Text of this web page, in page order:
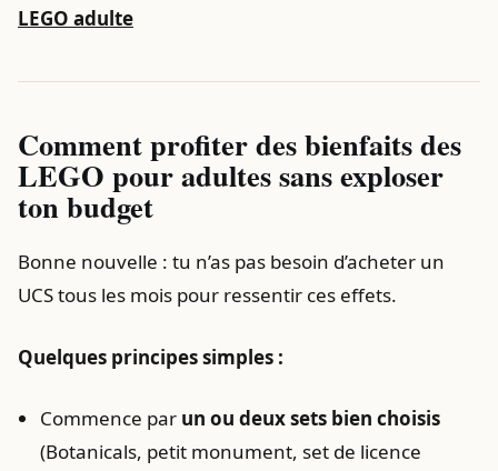
LEGO adulte
Comment profiter des bienfaits des
LEGO pour adultes sans exploser
ton budget
Bonne nouvelle : tu n’as pas besoin d’acheter un
UCS tous les mois pour ressentir ces effets.
Quelques principes simples :
Commence par un ou deux sets bien choisis
(Botanicals, petit monument, set de licence